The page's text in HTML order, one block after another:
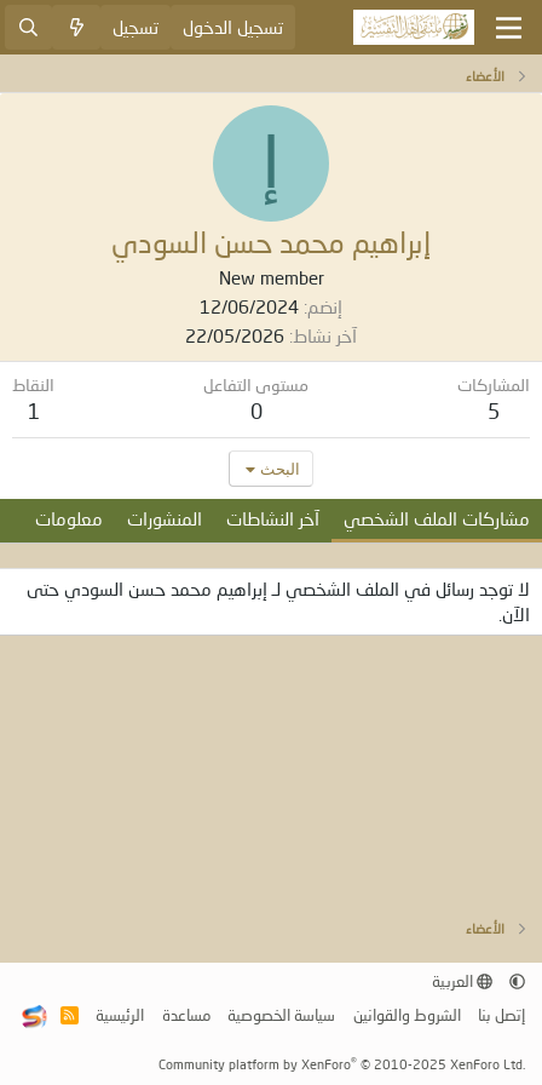
تسجيل الدخول تسجيل
الأعضاء
إبراهيم محمد حسن السودي
New member
إنضم 12/06/2024
آخر نشاط 22/05/2026
المشاركات
5
مستوى التفاعل
0
النقاط
1
البحث
مشاركات الملف الشخصي آخر النشاطات المنشورات معلومات
لا توجد رسائل في الملف الشخصي لـ إبراهيم محمد حسن السودي حتى
الآن.
الأعضاء
العربية
إتصل بنا
الشروط والقوانين سياسة الخصوصية مساعدة الرئيسية
R
Community platform by XenForo® © 2010-2025 XenForo Ltd.